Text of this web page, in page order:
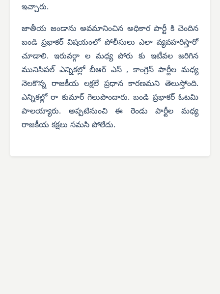
ఇచ్చారు.
జాతీయ జండాను అవమానించిన అధికార పార్టీ కి చెందిన
బండి ప్రభాకర్ విషయంలో పోలీసులు ఎలా వ్యవహరిస్తారో
చూడాలి. ఇరువర్గా ల మధ్య పోరు కు ఇటీవల జరిగిన
మునిసిపల్ ఎన్నికల్లో బీఆర్ ఎస్ , కాంగ్రెస్ పార్టీల మధ్య
నెలకొన్న రాజకీయ లక్షలే ప్రధాన కారణమని తెలుస్తోంది.
ఎన్నికల్లో రా కుమార్ గెలుపొందారు. బండి ప్రభాకర్ ఓటమి
పాలయ్యారు. అప్పటినుంచి ఈ రెండు పార్టీల మధ్య
రాజకీయ కక్షలు సమసి పోలేదు.